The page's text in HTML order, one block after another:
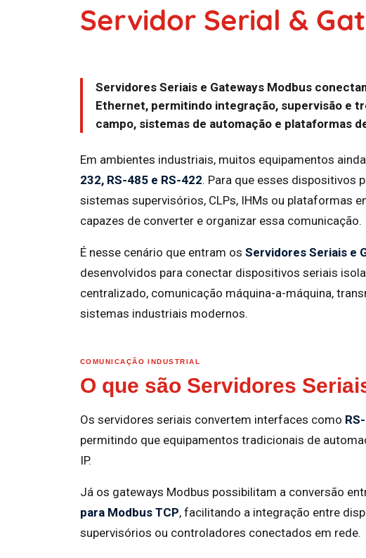
Servidor Serial &
Servidores Seriais e Gateways Modbus
Ethernet, permitindo integração, supervisão e
campo, sistemas de automação e plataformas
Em ambientes industriais, muitos equipamentos
232, RS-485 e RS-422. Para que esses dispositivos
sistemas supervisórios, CLPs, IHMs ou plataformas
capazes de converter e organizar essa comunicação.
É nesse cenário que entram os Servidores Seriais e
desenvolvidos para conectar dispositivos seriais
centralizado, comunicação máquina-a-máquina,
sistemas industriais modernos.
COMUNICAÇÃO INDUSTRIAL
O que são Servidores
Os servidores seriais convertem interfaces como
permitindo que equipamentos tradicionais de
IP.
Já os gateways Modbus possibilitam a conversão
para Modbus TCP, facilitando a integração entre
supervisórios ou controladores conectados em rede.